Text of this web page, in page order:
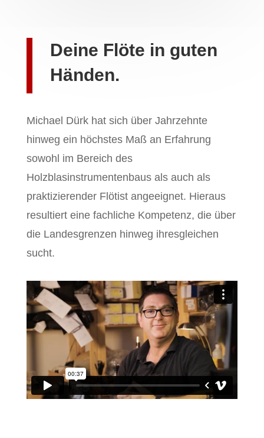
Deine Flöte in guten
Händen.
Michael Dürk hat sich über Jahrzehnte
hinweg ein höchstes Maß an Erfahrung
sowohl im Bereich des
Holzblasinstrumentenbaus als auch als
praktizierender Flötist angeeignet. Hieraus
resultiert eine fachliche Kompetenz, die über
die Landesgrenzen hinweg ihresgleichen
sucht.